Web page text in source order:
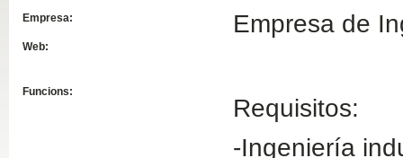
Empresa:
Empresa de
Web:
Funcions:
Requisitos:
-Ingeniería